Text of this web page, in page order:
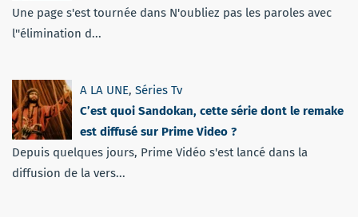
Une page s'est tournée dans N'oubliez pas les paroles avec
l''élimination d...
A LA UNE, Séries Tv
C’est quoi Sandokan, cette série dont le remake
est diffusé sur Prime Video ?
Depuis quelques jours, Prime Vidéo s'est lancé dans la
diffusion de la vers...